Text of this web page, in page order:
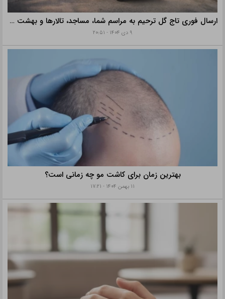
ارسال فوری تاج گل ترحیم به مراسم شما، مساجد، تالارها و بهشت زهرا با خدمات ویژه
۹ دی ۱۴۰۴ - ۲۰:۵۱
بهترین زمان برای کاشت مو چه زمانی است؟
۱۱ بهمن ۱۴۰۴ - ۱۷:۲۱